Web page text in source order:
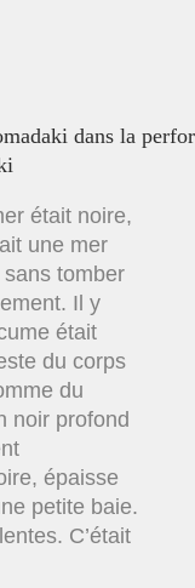
était noire,
une mer
sans tomber
Il y
était
du corps
du
noir profond
épaisse
petite baie.
C’était